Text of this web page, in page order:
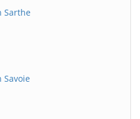
Sarthe
Savoie